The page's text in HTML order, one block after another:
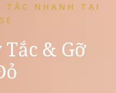
TẮC NHANH TẠI
& Gỡ